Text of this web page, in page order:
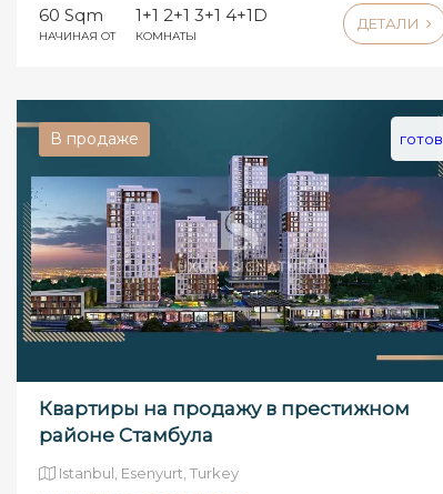
60 Sqm
НАЧИНАЯ ОТ
1+1 2+1 3+1 4+1D
КОМНАТЫ
ДЕТАЛИ
В продаже готов
Квартиры на продажу в престижном
районе Стамбула
Istanbul, Esenyurt, Turkey